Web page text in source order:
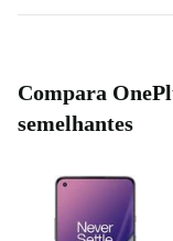
Compara
semelhantes